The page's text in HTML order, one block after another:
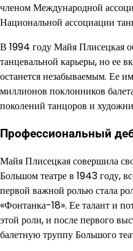
членом Международной
Национальной ассоциации
В 1994 году Майя Плисецкая
танцевальной карьеры, но ее
останется незабываемым. Ее
миллионов поклонников
поколений танцоров и
Профессиональный
Майя Плисецкая совершила
Большом театре в 1943 году,
первой важной ролью стала
«Фонтанка-18». Ее талант и
этой роли, и после первого
балетную труппу Большого